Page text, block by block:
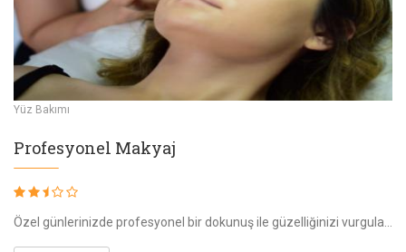
Yüz Bakımı
Profesyonel Makyaj
Özel günlerinizde profesyonel bir dokunuş ile güzelliğinizi vurgulamak, kusurları gizlemek için sizi hazırlıyoruz. Kryolan, M.A.C. gibi dünyaca ünlü markal